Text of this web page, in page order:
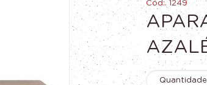
Cód:. 1249